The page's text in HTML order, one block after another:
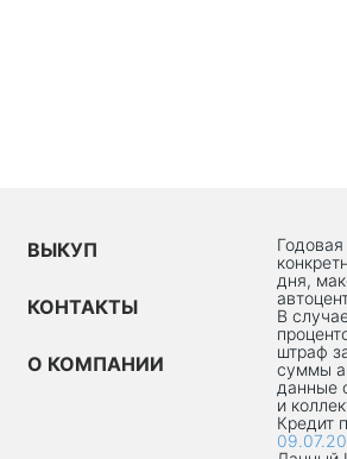
ВЫКУП
КОНТАКТЫ
О КОМПАНИИ
дня,
В
штраф
суммы
данные
и
Кредит